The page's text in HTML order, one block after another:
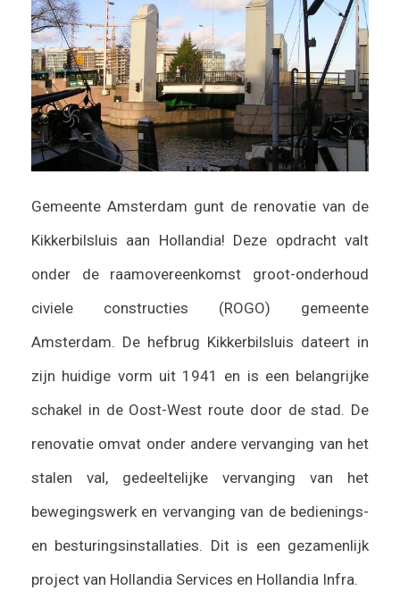
Gemeente Amsterdam gunt de renovatie van de
Kikkerbilsluis aan Hollandia! Deze opdracht valt
onder de raamovereenkomst groot-onderhoud
civiele constructies (ROGO) gemeente
Amsterdam. De hefbrug Kikkerbilsluis dateert in
zijn huidige vorm uit 1941 en is een belangrijke
schakel in de Oost-West route door de stad. De
renovatie omvat onder andere vervanging van het
stalen val, gedeeltelijke vervanging van het
bewegingswerk en vervanging van de bedienings-
en besturingsinstallaties. Dit is een gezamenlijk
project van Hollandia Services en Hollandia Infra.